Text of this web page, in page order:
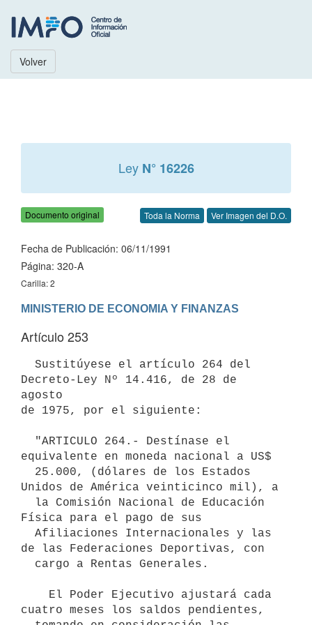
Volver
Ley N° 16226
Documento original Toda la Norma Ver Imagen del D.O.
Fecha de Publicación: 06/11/1991
Página: 320-A
Carilla: 2
MINISTERIO DE ECONOMIA Y FINANZAS
Artículo 253
Decreto-Ley Nº 14.416, de 28 de
agosto
de 1975, por el siguiente:
equivalente en moneda nacional a US$
Unidos de América veinticinco mil), a
Física para el pago de sus
de las Federaciones Deportivas, con
cuatro meses los saldos pendientes,